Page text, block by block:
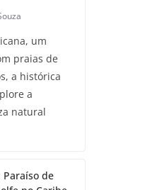
um
praias de
a histórica
a
natural
Paraíso de